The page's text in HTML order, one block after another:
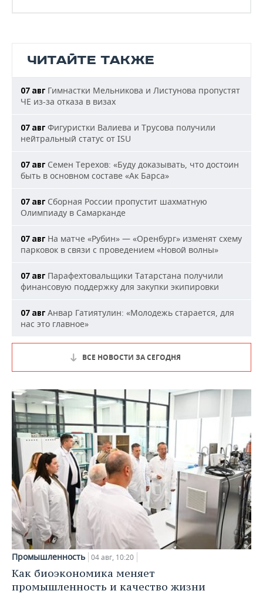
ЧИТАЙТЕ ТАКЖЕ
07 авг Гимнастки Мельникова и Листунова пропустят
ЧЕ из-за отказа в визах
07 авг Фигуристки Валиева и Трусова получили
нейтральный статус от ISU
07 авг Семен Терехов: «Буду доказывать, что достоин
быть в основном составе «Ак Барса»
07 авг Сборная России пропустит шахматную
Олимпиаду в Самарканде
07 авг На матче «Рубин» — «Оренбург» изменят схему
парковок в связи с проведением «Новой волны»
07 авг Парафехтовальщики Татарстана получили
финансовую поддержку для закупки экипировки
07 авг Анвар Гатиятулин: «Молодежь старается, для
нас это главное»
ВСЕ НОВОСТИ ЗА СЕГОДНЯ
Промышленность 04 авг, 10:20
Как биоэкономика меняет
промышленность и качество жизни